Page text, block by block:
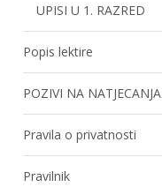
UPISI U 1. RAZRED
Popis lektire
POZIVI NA NATJECANJA
Pravila o privatnosti
Pravilnik